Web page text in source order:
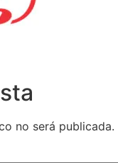
no será publicada.